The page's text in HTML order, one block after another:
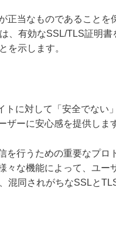
正当なものであることを
、有効なSSL/TLS証明
を示します。
に対して「安全でない
ーに安心感を提供しま
行うための重要なプロ
な機能によって、ユー
混同されがちなSSLと